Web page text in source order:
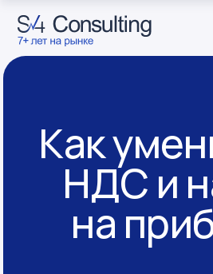
НДС и налог
на прибыль
Краткая инструкция
для предпринимателей